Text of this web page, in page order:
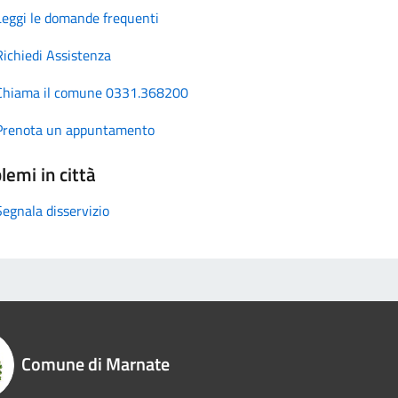
le domande frequenti
Assistenza
il comune 0331.368200
un appuntamento
in città
disservizio
Comune di Marnate